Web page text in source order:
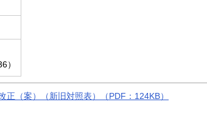
）
正（案）（新旧対照表）（PDF：124KB）